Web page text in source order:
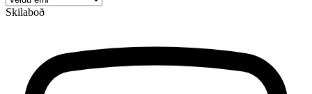
Skilaboð